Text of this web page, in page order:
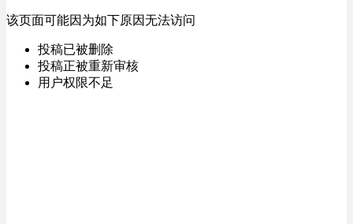
该页面可能因为如下原因无法访问
投稿已被删除
投稿正被重新审核
用户权限不足